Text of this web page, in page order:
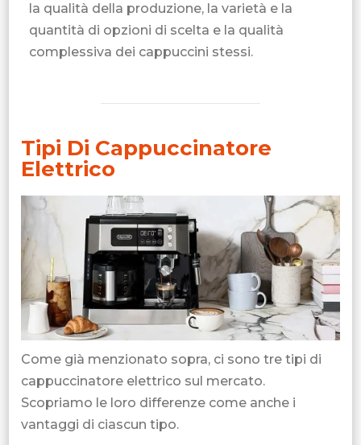
la qualità della produzione, la varietà e la
quantità di opzioni di scelta e la qualità
complessiva dei cappuccini stessi.
Tipi Di Cappuccinatore
Elettrico
Come già menzionato sopra, ci sono tre tipi di
cappuccinatore elettrico sul mercato.
Scopriamo le loro differenze come anche i
vantaggi di ciascun tipo.